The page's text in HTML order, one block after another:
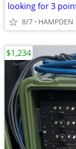
8/7 HAMPDEN
$1,234